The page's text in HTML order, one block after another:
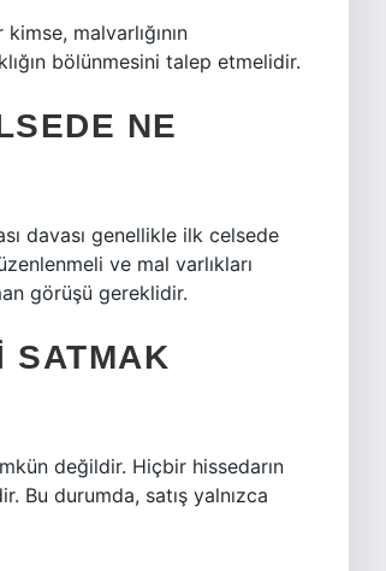
malvarlığının
bölünmesini talep etmelidir.
NE
davası genellikle ilk celsede
ve mal varlıkları
görüşü gereklidir.
SATMAK
değildir. Hiçbir hissedarın
Bu durumda, satış yalnızca